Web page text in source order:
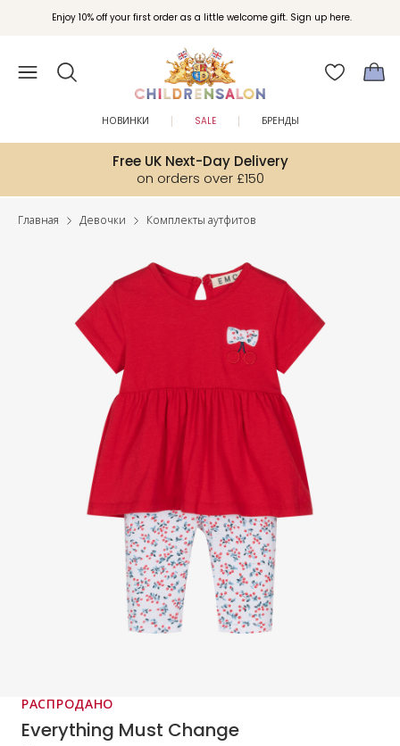
Enjoy 10% off your first order as a little welcome gift. Sign up here.
Free UK Next-Day Delivery
on orders over £150
НОВИНКИ SALE БРЕНДЫ
Главная Девочки Комплекты аутфитов
РАСПРОДАНО
Everything Must Change